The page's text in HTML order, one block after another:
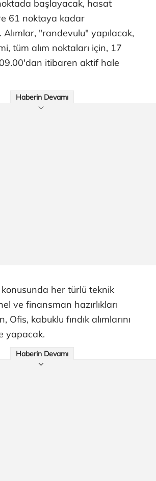
başlayacak, hasat
61 noktaya kadar
Alımlar, "randevulu" yapılacak,
tüm alım noktaları için, 17
itibaren aktif hale
Haberin Devamı
konusunda her türlü teknik
ve finansman hazırlıkları
Ofis, kabuklu fındık alımlarını
yapacak.
Haberin Devamı